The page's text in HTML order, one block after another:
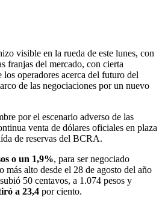
visible en la rueda de este lunes, con
franjas del mercado, con cierta
operadores acerca del futuro del
de las negociaciones por un nuevo
por el escenario adverso de las
venta de dólares oficiales en plaza
de reservas del BCRA.
o un 1,9%, para ser negociado
más alto desde el 28 de agosto del año
50 centavos, a 1.074 pesos y
a 23,4 por ciento.